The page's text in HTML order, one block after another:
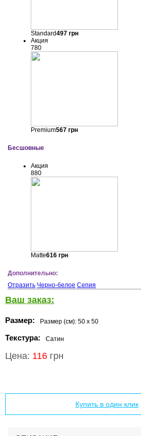
Standard497грн
Акция
780
Premium567грн
Бесшовные
Акция
880
Matte616грн
Дополнительно:
Отразить Черно-белое Сепия
Ваш заказ:
Размер: Размер (см): 50 x 50
Текстура: Сатин
Цена: 116 грн
Купить в один клик